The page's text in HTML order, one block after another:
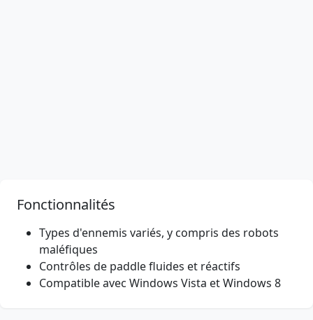
Fonctionnalités
Types d'ennemis variés, y compris des robots
maléfiques
Contrôles de paddle fluides et réactifs
Compatible avec Windows Vista et Windows 8